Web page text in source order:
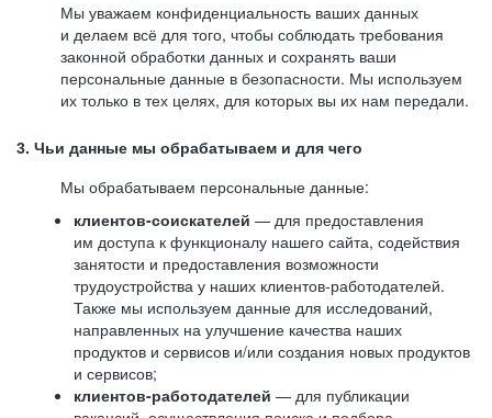
Мы уважаем конфиденциальность ваших данных
и делаем всё для того, чтобы соблюдать требования
законной обработки данных и сохранять ваши
персональные данные в безопасности. Мы используем
их только в тех целях, для которых вы их нам передали.
3. Чьи данные мы обрабатываем и для чего
Мы обрабатываем персональные данные:
клиентов-соискателей — для предоставления
им доступа к функционалу нашего сайта, содействия
занятости и предоставления возможности
трудоустройства у наших клиентов-работодателей.
Также мы используем данные для исследований,
направленных на улучшение качества наших
продуктов и сервисов и/или создания новых продуктов
и сервисов;
клиентов-работодателей — для публикации